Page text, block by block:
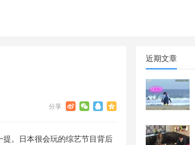
。日本很会玩的综艺节目背后
近期文章